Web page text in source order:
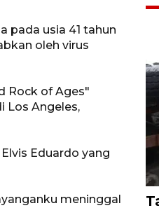
pada usia 41 tahun
oleh virus
Rock of Ages"
Los Angeles,
Eduardo yang
meninggal